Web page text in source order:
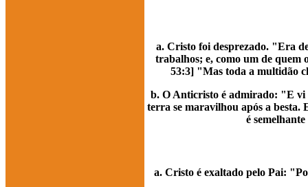
a. Cristo foi desprezado. "Era
trabalhos; e, como um de quem
53:3] "Mas toda a multidão
b. O Anticristo é admirado: "E vi
terra se maravilhou após a besta.
é
a. Cristo é exaltado pelo Pai: